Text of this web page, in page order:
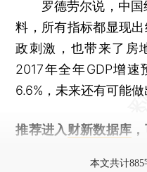
罗德劳尔说，中国
料，所有指标都显现
政刺激，也带来了房
2017年全年GDP增速
6.6%，未来还有可能做
推荐进入 财新数据库
本文共计